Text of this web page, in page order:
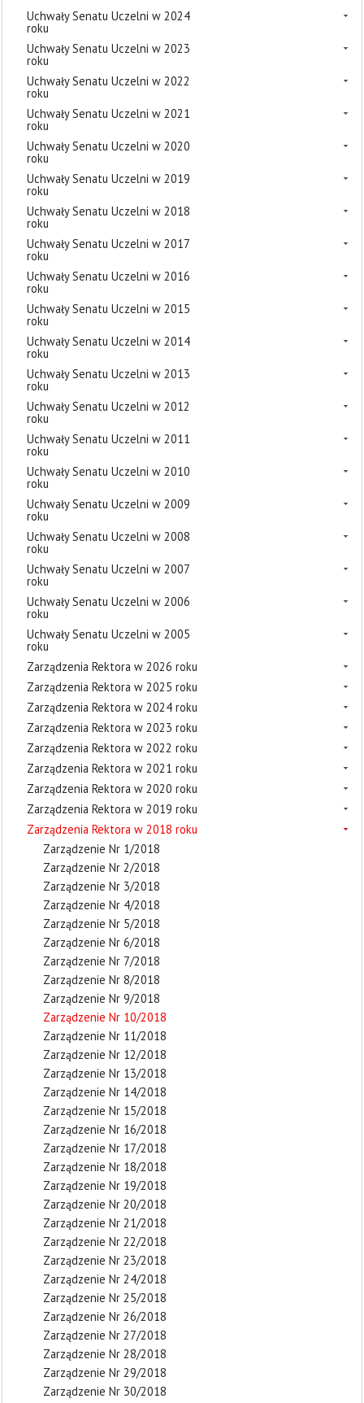
Uchwały Senatu Uczelni w 2024
roku
Uchwały Senatu Uczelni w 2023
roku
Uchwały Senatu Uczelni w 2022
roku
Uchwały Senatu Uczelni w 2021
roku
Uchwały Senatu Uczelni w 2020
roku
Uchwały Senatu Uczelni w 2019
roku
Uchwały Senatu Uczelni w 2018
roku
Uchwały Senatu Uczelni w 2017
roku
Uchwały Senatu Uczelni w 2016
roku
Uchwały Senatu Uczelni w 2015
roku
Uchwały Senatu Uczelni w 2014
roku
Uchwały Senatu Uczelni w 2013
roku
Uchwały Senatu Uczelni w 2012
roku
Uchwały Senatu Uczelni w 2011
roku
Uchwały Senatu Uczelni w 2010
roku
Uchwały Senatu Uczelni w 2009
roku
Uchwały Senatu Uczelni w 2008
roku
Uchwały Senatu Uczelni w 2007
roku
Uchwały Senatu Uczelni w 2006
roku
Uchwały Senatu Uczelni w 2005
roku
Zarządzenia Rektora w 2026 roku
Zarządzenia Rektora w 2025 roku
Zarządzenia Rektora w 2024 roku
Zarządzenia Rektora w 2023 roku
Zarządzenia Rektora w 2022 roku
Zarządzenia Rektora w 2021 roku
Zarządzenia Rektora w 2020 roku
Zarządzenia Rektora w 2019 roku
Zarządzenia Rektora w 2018 roku
Zarządzenie Nr 1/2018
Zarządzenie Nr 2/2018
Zarządzenie Nr 3/2018
Zarządzenie Nr 4/2018
Zarządzenie Nr 5/2018
Zarządzenie Nr 6/2018
Zarządzenie Nr 7/2018
Zarządzenie Nr 8/2018
Zarządzenie Nr 9/2018
Zarządzenie Nr 10/2018
Zarządzenie Nr 11/2018
Zarządzenie Nr 12/2018
Zarządzenie Nr 13/2018
Zarządzenie Nr 14/2018
Zarządzenie Nr 15/2018
Zarządzenie Nr 16/2018
Zarządzenie Nr 17/2018
Zarządzenie Nr 18/2018
Zarządzenie Nr 19/2018
Zarządzenie Nr 20/2018
Zarządzenie Nr 21/2018
Zarządzenie Nr 22/2018
Zarządzenie Nr 23/2018
Zarządzenie Nr 24/2018
Zarządzenie Nr 25/2018
Zarządzenie Nr 26/2018
Zarządzenie Nr 27/2018
Zarządzenie Nr 28/2018
Zarządzenie Nr 29/2018
Zarządzenie Nr 30/2018